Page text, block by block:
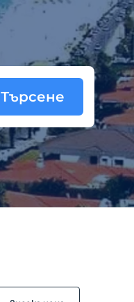
Търсене